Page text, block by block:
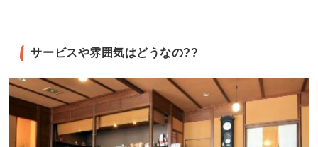
サービスや雰囲気はどうなの??